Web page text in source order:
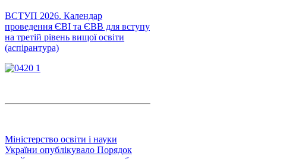
ВСТУП 2026. Календар
проведення ЄВІ та ЄВВ для вступу
на третій рівень вищої освіти
(аспірантура)
Міністерство освіти і науки
України опублікувало Порядок